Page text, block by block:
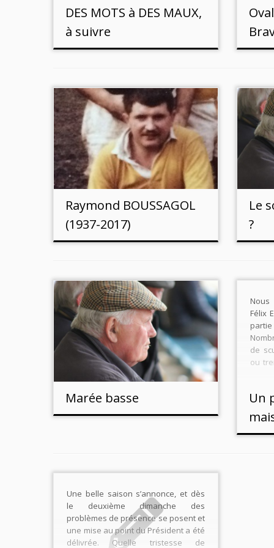
DES MOTS à DES MAUX,
à suivre
Raymond BOUSSAGOL
(1937-2017)
Le
?
Marée basse
Félix
de
ou
club,
Un
Une belle saison s’annonce, et dès
le deuxième dimanche des
problèmes de présence se posent et
une mise au point du Président a été
délivrée. Quelle tristesse de